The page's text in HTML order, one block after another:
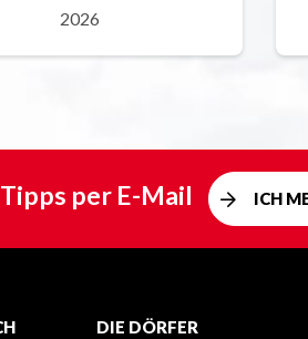
2026
per E-Mail ICH
DIE DÖRFER